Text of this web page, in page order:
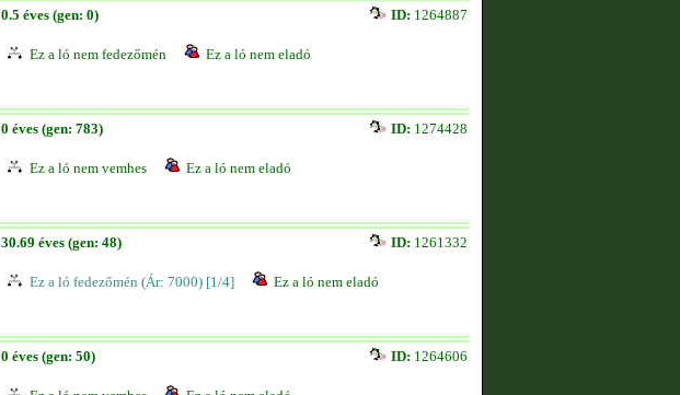
0.5 éves (gen: 0) ID: 1264887
Ez a ló nem fedezőmén Ez a ló nem eladó
0 éves (gen: 783) ID: 1274428
Ez a ló nem vemhes Ez a ló nem eladó
30.69 éves (gen: 48) ID: 1261332
Ez a ló fedezőmén (Ár: 7000) [1/4] Ez a ló nem eladó
0 éves (gen: 50) ID: 1264606